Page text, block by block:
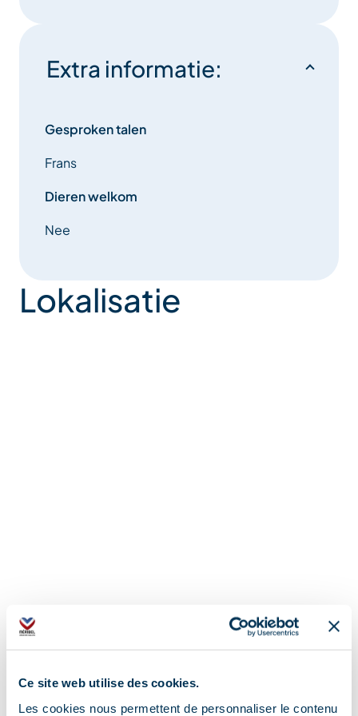
Ce site web utilise des cookies.
Les cookies nous permettent de personnaliser le contenu
Extra informatie:
Gesproken talen
Frans
Dieren welkom
Nee
Lokalisatie